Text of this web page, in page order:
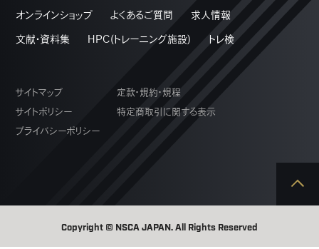
オンラインショップ よくあるご質問 求人情報
文献・資料集 HPC(トレーニング施設) トレ検
サイトマップ
サイトポリシー
プライバシーポリシー
定款・規約・規程
特定商取引に関する表示
Copyright © NSCA JAPAN. All Rights Reserved